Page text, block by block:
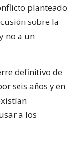
planteado
sobre la
no a un
definitivo de
seis años y en
a los